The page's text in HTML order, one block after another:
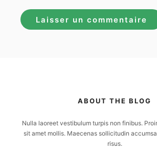
ABOUT THE BLOG
Nulla laoreet vestibulum turpis non finibus.
sit amet mollis. Maecenas sollicitudin
risus.